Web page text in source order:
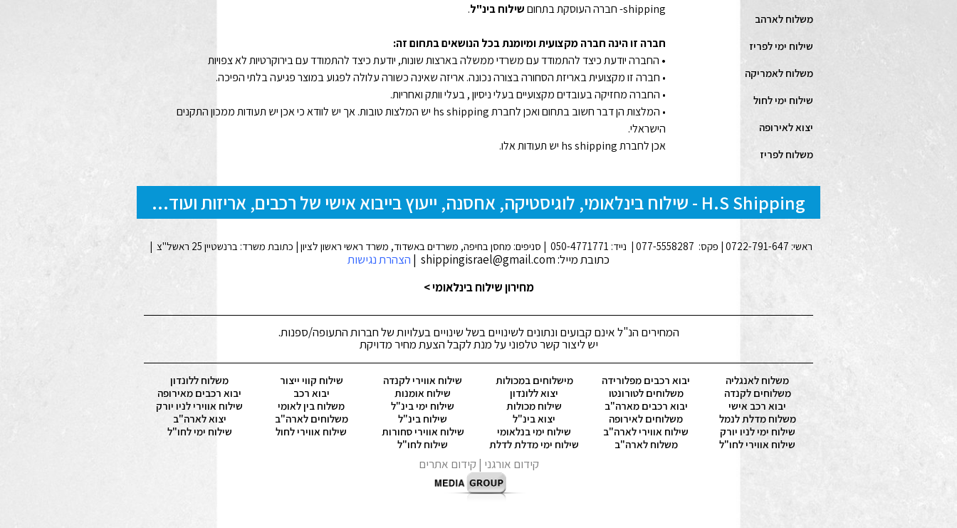
משלוח לארהב
שילוח ימי לפריז
משלוח לאמריקה
שילוח ימי לחול
יצוא לאירופה
משלוח לפריז
shipping- חברה העוסקת בתחום
שילוח בינ"ל.
חברה זו הינה חברה מקצועית ומיומנת בכל הנושאים בתחום זה:
• החברה יודעת כיצד להתמודד עם משרדי ממשלה בארצות שונות, יודעת כיצד להתמודד עם בירוקרטיות לא צפויות
• חברה זו מקצועית באריזת הסחורה בצורה נכונה. אריזה שאינה כשורה עלולה לפגוע במוצר פגיעה בלתי הפיכה.
• החברה מחזיקה בעובדים מקצועיים בעלי ניסיון , בעלי וותק ואחריות.
• המלצות הן דבר חשוב בתחום ואכן לחברת hs shipping יש המלצות טובות. אך יש לוודא כי אכן יש תעודות ממכון התקנים
הישראלי.
אכן לחברת hs shipping יש תעודות אלו.
H.S Shipping - שילוח בינלאומי, לוגיסטיקה, אחסנה, ייעוץ בייבוא אישי של רכבים, אריזות ועוד...
ראשי: 0722-791-647 | פקס: 077-5558287 | נייד: 050-4771771 | סניפים: מחסן בחיפה, משרדים באשדוד, משרד ראשי ראשון לציון | כתובת משרד: ברנשטיין 25 ראשל"צ |
כתובת מייל: shippingisrael@gmail.com |
הצהרת נגישות
מחירון שילוח בינלאומי >
המחירים הנ"ל אינם קבועים ונתונים לשינויים בשל שינויים בעלויות של חברות התעופה/ספנות.
יש ליצור קשר טלפוני על מנת לקבל הצעת מחיר מדויקת
משלוח לאנגליה יבוא רכבים מפלורידה מישלוחים במכולות שילוח אווירי לקנדה שילוח קווי ייצור
משלוח ללונדון
משלוחים לקנדה
משלוחים לטורונטו יצוא ללונדון שילוח אומנות יבוא רכב
יבוא רכבים מאירופה
יבוא רכב אישי
יבוא רכבים מארה"ב שילוח מכולות שילוח ימי בינ"ל משלוח בין לאומי
שילוח אווירי לניו יורק
משלוח מדלת לנמל
משלוחים לאירופה יצוא בינ"ל שילוח בינ"ל משלוחים לארה"ב
יצוא לארה"ב
שילוח ימי לניו יורק
שילוח אווירי לארה"ב שילוח ימי בנלאומי שילוח אווירי סחורות שילוח אווירי לחול
שילוח ימי לחו"ל
שילוח אווירי לחו"ל
משלוח לארה"ב שילוח ימי מדלת לדלת שילוח לחו"ל
קידום אורגני | קידום אתרים